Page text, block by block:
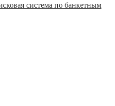
система по банкетным